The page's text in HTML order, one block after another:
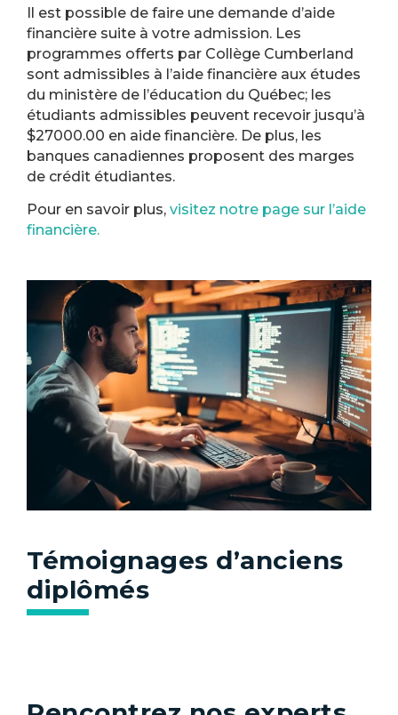
Il est possible de faire une demande d’aide
financière suite à votre admission. Les
programmes offerts par Collège Cumberland
sont admissibles à l’aide financière aux études
du ministère de l’éducation du Québec; les
étudiants admissibles peuvent recevoir jusqu’à
$27000.00 en aide financière. De plus, les
banques canadiennes proposent des marges
de crédit étudiantes.
Pour en savoir plus, visitez notre page sur l’aide
financière​.
Témoignages d’anciens
diplômés